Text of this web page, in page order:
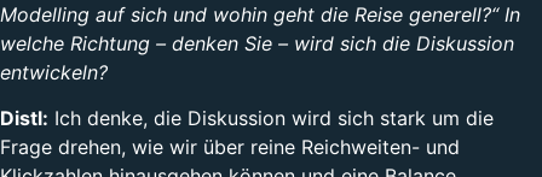
Modelling auf sich und wohin geht die Reise generell?“ In
welche Richtung – denken Sie – wird sich die Diskussion
entwickeln?
Distl: Ich denke, die Diskussion wird sich stark um die
Frage drehen, wie wir über reine Reichweiten- und